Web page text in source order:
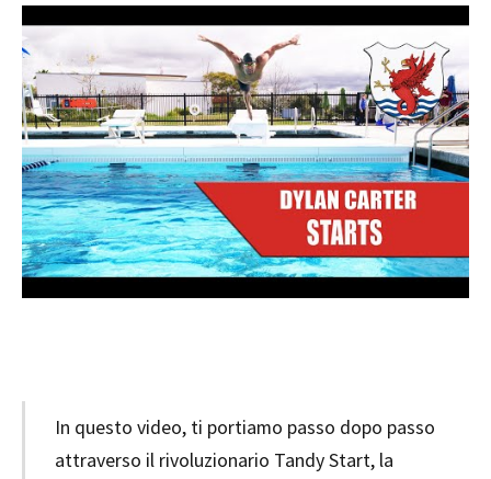
In questo video, ti portiamo passo dopo passo
attraverso il rivoluzionario Tandy Start, la